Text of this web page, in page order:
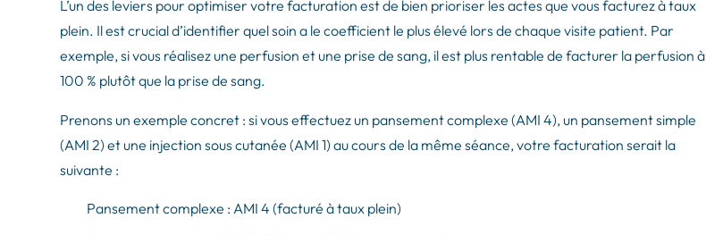
L’un des leviers pour optimiser votre facturation est de bien prioriser les actes que vous facturez à taux
plein. Il est crucial d’identifier quel soin a le coefficient le plus élevé lors de chaque visite patient. Par
exemple, si vous réalisez une perfusion et une prise de sang, il est plus rentable de facturer la perfusion à
100 % plutôt que la prise de sang.
Prenons un exemple concret : si vous effectuez un pansement complexe (AMI 4), un pansement simple
(AMI 2) et une injection sous cutanée (AMI 1) au cours de la même séance, votre facturation serait la
suivante :
Pansement complexe : AMI 4 (facturé à taux plein)